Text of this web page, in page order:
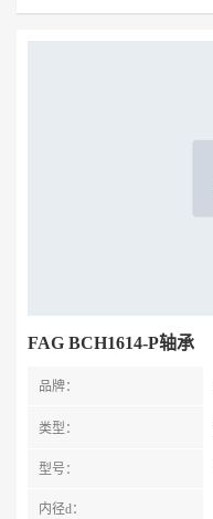
FAG BCH1614-P轴承
品牌：
类型：
型号：
内径d：